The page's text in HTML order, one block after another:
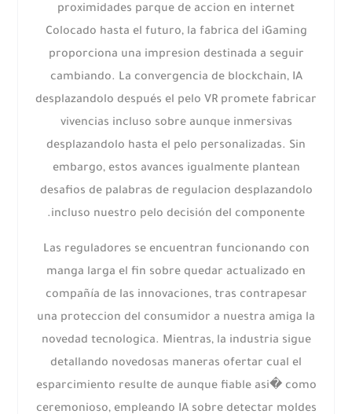
proximidades parque de accion en internet
Colocado hasta el futuro, la fabrica del iGaming
proporciona una impresion destinada a seguir
cambiando. La convergencia de blockchain, IA
desplazandolo después el pelo VR promete fabricar
vivencias incluso sobre aunque inmersivas
desplazandolo hasta el pelo personalizadas. Sin
embargo, estos avances igualmente plantean
desafios de palabras de regulacion desplazandolo
incluso nuestro pelo decisión del componente.
Las reguladores se encuentran funcionando con
manga larga el fin sobre quedar actualizado en
compañía de las innovaciones, tras contrapesar
una proteccion del consumidor a nuestra amiga la
novedad tecnologica. Mientras, la industria sigue
detallando novedosas maneras ofertar cual el
esparcimiento resulte de aunque fiable asi� como
ceremonioso, empleando IA sobre detectar moldes